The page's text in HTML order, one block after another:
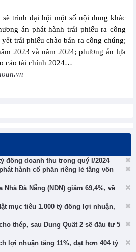
trình đại hội một số nội dung khác
án phát hành trái phiếu ra công
trái phiếu chào bán ra công chúng;
2023 và năm 2024; phương án lựa
cáo tài chính 2024…
đồng doanh thu trong quý I/2024
hành cổ phần riêng lẻ tăng vốn
Đà Nẵng (NDN) giảm 69,4%, về
mục tiêu 1.000 tỷ đồng lợi nhuận,
thép, sau Dung Quất 2 sẽ đầu tư 5
lợi nhuận tăng 11%, đạt hơn 404 tỷ